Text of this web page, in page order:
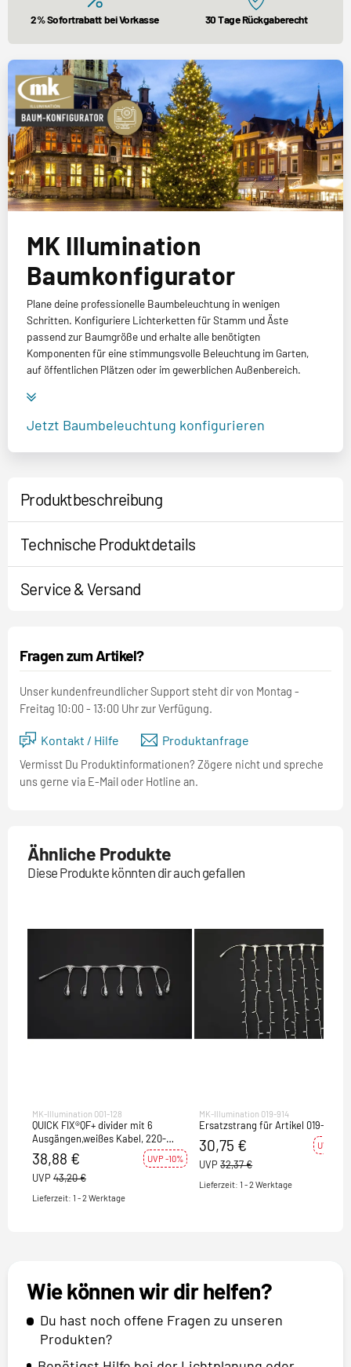
2% Sofortrabatt bei Vorkasse 30 Tage Rückgaberecht
MK Illumination
Baumkonfigurator
Plane deine professionelle Baumbeleuchtung in wenigen
Schritten. Konfiguriere Lichterketten für Stamm und Äste
passend zur Baumgröße und erhalte alle benötigten
Komponenten für eine stimmungsvolle Beleuchtung im Garten,
auf öffentlichen Plätzen oder im gewerblichen Außenbereich.
Jetzt Baumbeleuchtung konfigurieren
Produktbeschreibung
Technische Produktdetails
Service & Versand
Fragen zum Artikel?
Unser kundenfreundlicher Support steht dir von Montag -
Freitag 10:00 - 13:00 Uhr zur Verfügung.
Kontakt / Hilfe Produktanfrage
Vermisst Du Produktinformationen? Zögere nicht und spreche
uns gerne via E-Mail oder Hotline an.
Ähnliche Produkte
Diese Produkte könnten dir auch gefallen
MK-Illumination 001-128
QUICK FIX®QF+ divider mit 6
Ausgängen,weißes Kabel, 220-
240V
38,88 € UVP -10%
UVP 43,20 €
Lieferzeit: 1 - 2 Werktage
MK-Illumination 019-914
Ersatzstrang für Artikel 019-378
30,75 € UVP -5%
UVP 32,37 €
Lieferzeit: 1 - 2 Werktage
Wie können wir dir helfen?
Du hast noch offene Fragen zu unseren
Produkten?